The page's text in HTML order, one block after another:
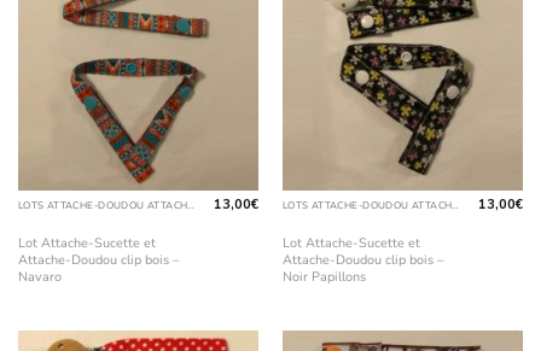
LOTS ATTACHE-DOUDOU ATTACHE-SUCETTE
Lot Attache-Sucette et
Attache-Doudou clip bois –
Navaro
13,00€ LOTS ATTACHE-DOUDOU ATTACHE-SUCETTE
Lot Attache-Sucette et
Attache-Doudou clip bois –
Noir Papillons
13,00€